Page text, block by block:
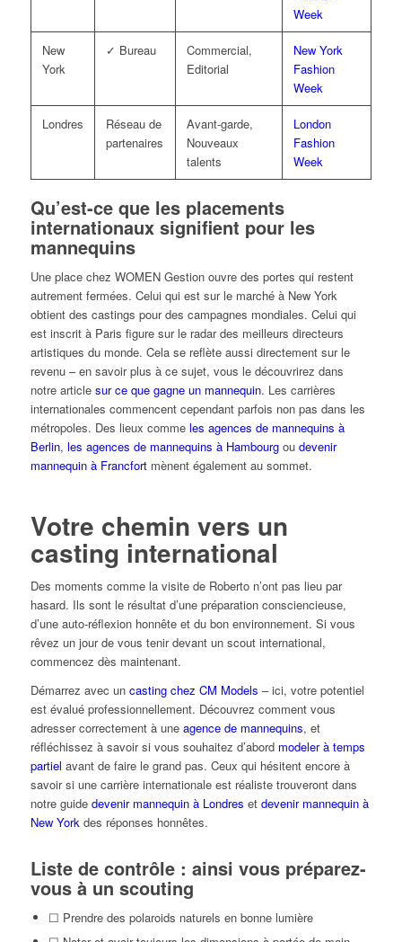
Week
New
York
✓ Bureau
Commercial,
Editorial
New York
Fashion
Week
Londres
Réseau de
partenaires
Avant-garde,
Nouveaux
talents
London
Fashion
Week
Qu’est-ce que les placements
internationaux signifient pour les
mannequins
Une place chez WOMEN Gestion ouvre des portes qui restent
autrement fermées. Celui qui est sur le marché à New York
obtient des castings pour des campagnes mondiales. Celui qui
est inscrit à Paris figure sur le radar des meilleurs directeurs
artistiques du monde. Cela se reflète aussi directement sur le
revenu – en savoir plus à ce sujet, vous le découvrirez dans
notre article sur ce que gagne un mannequin. Les carrières
internationales commencent cependant parfois non pas dans les
métropoles. Des lieux comme les agences de mannequins à
Berlin, les agences de mannequins à Hambourgou devenir
mannequin à Francfortmènent également au sommet.
Votre chemin vers un
casting international
Des moments comme la visite de Roberto n’ont pas lieu par
hasard. Ils sont le résultat d’une préparation consciencieuse,
d’une auto-réflexion honnête et du bon environnement. Si vous
rêvez un jour de vous tenir devant un scout international,
commencez dès maintenant.
Démarrez avec un casting chez CM Models – ici, votre potentiel
est évalué professionnellement. Découvrez comment vous
adresser correctement à une agence de mannequins, et
réfléchissez à savoir si vous souhaitez d’abord modeler à temps
partiel avant de faire le grand pas. Ceux qui hésitent encore à
savoir si une carrière internationale est réaliste trouveront dans
notre guide devenir mannequin à Londres et devenir mannequin à
New Yorkdes réponses honnêtes.
Liste de contrôle : ainsi vous préparez-
vous à un scouting
☐ Prendre des polaroids naturels en bonne lumière